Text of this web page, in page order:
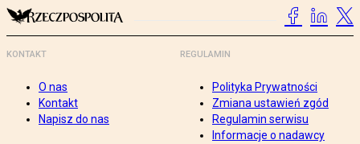
KONTAKT
O nas
Kontakt
Napisz do nas
REGULAMIN
Polityka Prywatności
Zmiana ustawień zgód
Regulamin serwisu
Informacje o nadawcy